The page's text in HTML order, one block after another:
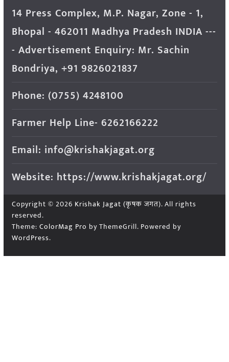
14 Press Complex, M.P. Nagar, Zone - 1,
Bhopal - 462011 Madhya Pradesh INDIA ---
- Advertisement Enquiry: Mr. Sachin
Bondriya, +91 9826021837
Phone: (0755) 4248100
Farmer Help Line- 6262166222
Email: info@krishakjagat.org
Website: https://www.krishakjagat.org/
Copyright © 2026 Krishak Jagat (कृषक जगत). All rights
reserved.
Theme: ColorMag Pro by ThemeGrill. Powered by
WordPress.